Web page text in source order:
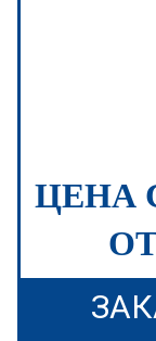
ЦЕНА